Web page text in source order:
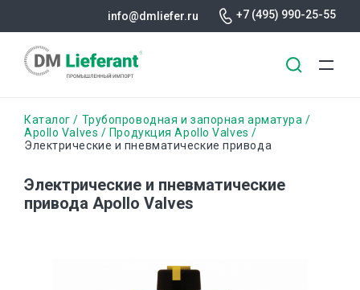
основному
info@dmliefer.ru +7 (495) 990-25-55
Строка
навигации
Каталог
Трубопроводная и запорная арматура
Apollo Valves
Продукция Apollo Valves
Электрические и пневматические привода
Электрические и пневматические
привода Apollo Valves